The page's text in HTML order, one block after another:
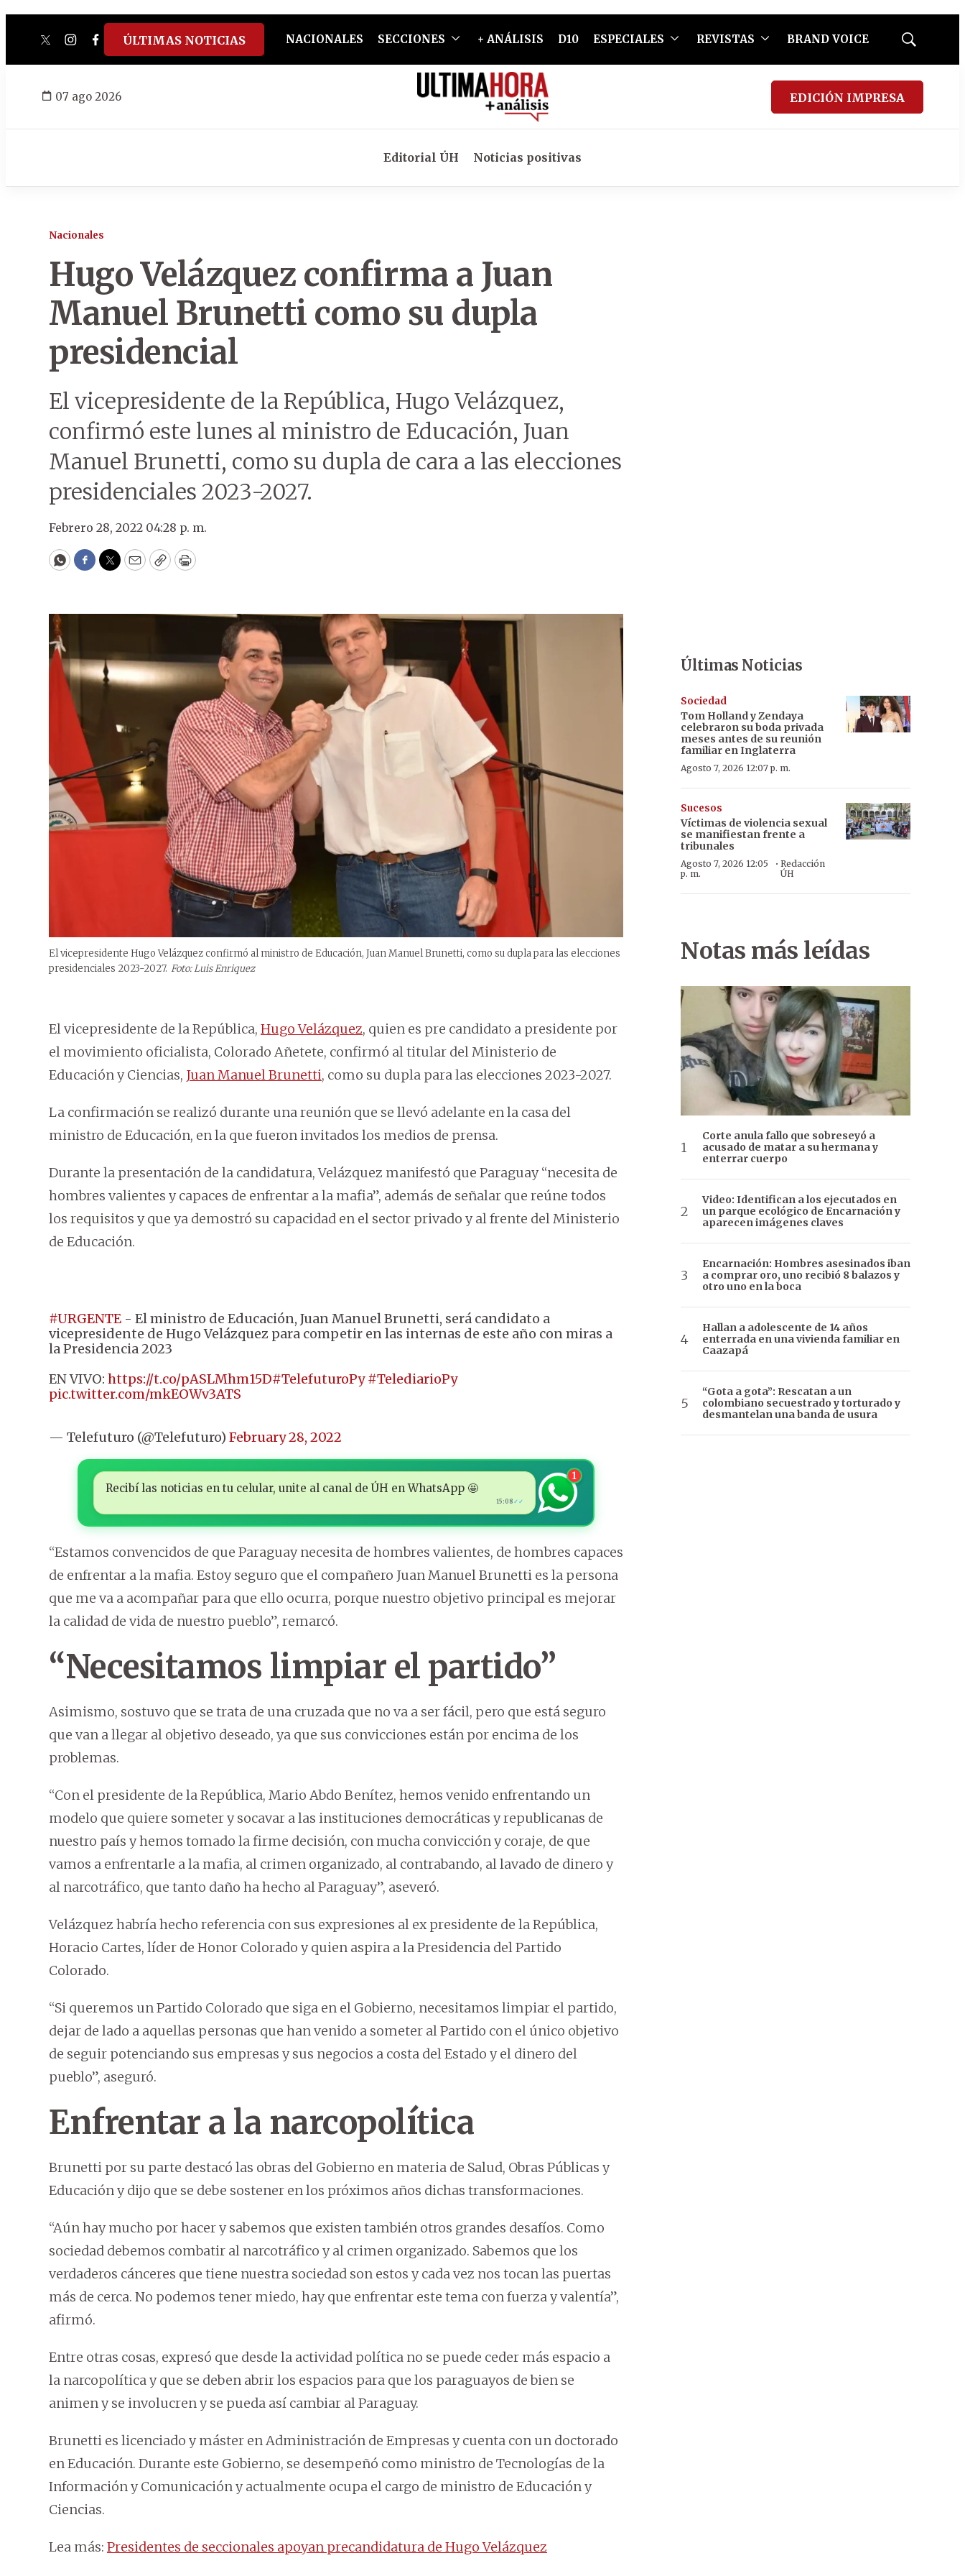
twitterinstagram
facebook
tiktokyoutube
spotify
ÚLTIMAS NOTICIAS NACIONALES SECCIONES + ANÁLISIS D10 ESPECIALES REVISTAS BRAND VOICE
Mostrar
07 ago 2026 EDICIÓN IMPRESA
Editorial ÚH Noticias positivas
Nacionales
Hugo Velázquez confirma a Juan
Manuel Brunetti como su dupla
presidencial
El vicepresidente de la República, Hugo Velázquez,
confirmó este lunes al ministro de Educación, Juan
Manuel Brunetti, como su dupla de cara a las elecciones
presidenciales 2023-2027.
Febrero 28, 2022 04:28 p. m.
WhatsApp
Facebook
Twitter
EmailCopyPrint
El vicepresidente Hugo Velázquez confirmó al ministro de Educación, Juan Manuel Brunetti, como su dupla para las elecciones
presidenciales 2023-2027. Foto: Luis Enriquez
El vicepresidente de la República, Hugo Velázquez, quien es pre candidato a presidente por
el movimiento oficialista, Colorado Añetete, confirmó al titular del Ministerio de
Educación y Ciencias, Juan Manuel Brunetti, como su dupla para las elecciones 2023-2027.
La confirmación se realizó durante una reunión que se llevó adelante en la casa del
ministro de Educación, en la que fueron invitados los medios de prensa.
Durante la presentación de la candidatura, Velázquez manifestó que Paraguay “necesita de
hombres valientes y capaces de enfrentar a la mafia”, además de señalar que reúne todos
los requisitos y que ya demostró su capacidad en el sector privado y al frente del Ministerio
de Educación.
#URGENTE - El ministro de Educación, Juan Manuel Brunetti, será candidato a
vicepresidente de Hugo Velázquez para competir en las internas de este año con miras a
la Presidencia 2023
EN VIVO: https://t.co/pASLMhm15D#TelefuturoPy #TelediarioPy
pic.twitter.com/mkEOWv3ATS
— Telefuturo (@Telefuturo) February 28, 2022
Recibí las noticias en tu celular, unite al canal de ÚH en WhatsApp 🤩
15:08 ✓✓
1
“Estamos convencidos de que Paraguay necesita de hombres valientes, de hombres capaces
de enfrentar a la mafia. Estoy seguro que el compañero Juan Manuel Brunetti es la persona
que me va a acompañar para que ello ocurra, porque nuestro objetivo principal es mejorar
la calidad de vida de nuestro pueblo”, remarcó.
“Necesitamos limpiar el partido”
Asimismo, sostuvo que se trata de una cruzada que no va a ser fácil, pero que está seguro
que van a llegar al objetivo deseado, ya que sus convicciones están por encima de los
problemas.
“Con el presidente de la República, Mario Abdo Benítez, hemos venido enfrentando un
modelo que quiere someter y socavar a las instituciones democráticas y republicanas de
nuestro país y hemos tomado la firme decisión, con mucha convicción y coraje, de que
vamos a enfrentarle a la mafia, al crimen organizado, al contrabando, al lavado de dinero y
al narcotráfico, que tanto daño ha hecho al Paraguay”, aseveró.
Velázquez habría hecho referencia con sus expresiones al ex presidente de la República,
Horacio Cartes, líder de Honor Colorado y quien aspira a la Presidencia del Partido
Colorado.
“Si queremos un Partido Colorado que siga en el Gobierno, necesitamos limpiar el partido,
dejar de lado a aquellas personas que han venido a someter al Partido con el único objetivo
de seguir potenciando sus empresas y sus negocios a costa del Estado y el dinero del
pueblo”, aseguró.
Enfrentar a la narcopolítica
Brunetti por su parte destacó las obras del Gobierno en materia de Salud, Obras Públicas y
Educación y dijo que se debe sostener en los próximos años dichas transformaciones.
“Aún hay mucho por hacer y sabemos que existen también otros grandes desafíos. Como
sociedad debemos combatir al narcotráfico y al crimen organizado. Sabemos que los
verdaderos cánceres que tiene nuestra sociedad son estos y cada vez nos tocan las puertas
más de cerca. No podemos tener miedo, hay que enfrentar este tema con fuerza y valentía”,
afirmó.
Entre otras cosas, expresó que desde la actividad política no se puede ceder más espacio a
la narcopolítica y que se deben abrir los espacios para que los paraguayos de bien se
animen y se involucren y se pueda así cambiar al Paraguay.
Brunetti es licenciado y máster en Administración de Empresas y cuenta con un doctorado
en Educación. Durante este Gobierno, se desempeñó como ministro de Tecnologías de la
Información y Comunicación y actualmente ocupa el cargo de ministro de Educación y
Ciencias.
Lea más: Presidentes de seccionales apoyan precandidatura de Hugo Velázquez
Últimas Noticias
Sociedad
Tom Holland y Zendaya
celebraron su boda privada
meses antes de su reunión
familiar en Inglaterra
Agosto 7, 2026 12:07 p. m.
Sucesos
Víctimas de violencia sexual
se manifiestan frente a
tribunales
Agosto 7, 2026 12:05
p. m.
·Redacción
ÚH
Notas más leídas
Corte anula fallo que sobreseyó a
acusado de matar a su hermana y
enterrar cuerpo
Video: Identifican a los ejecutados en
un parque ecológico de Encarnación y
aparecen imágenes claves
Encarnación: Hombres asesinados iban
a comprar oro, uno recibió 8 balazos y
otro uno en la boca
Hallan a adolescente de 14 años
enterrada en una vivienda familiar en
Caazapá
“Gota a gota”: Rescatan a un
colombiano secuestrado y torturado y
desmantelan una banda de usura